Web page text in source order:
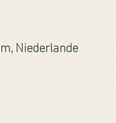
Niederlande